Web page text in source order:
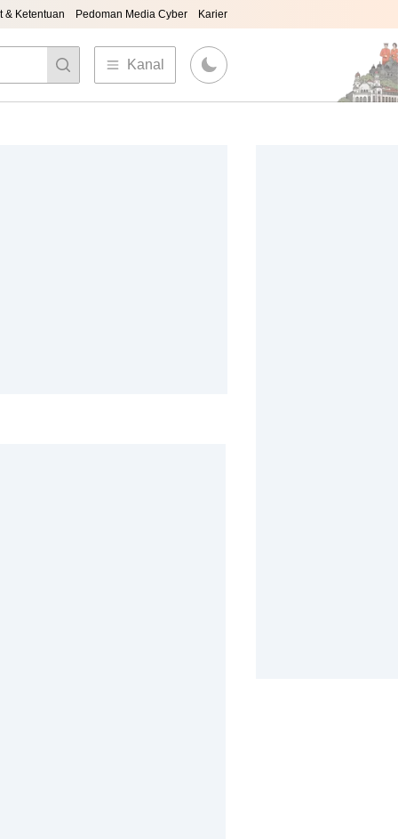
& Ketentuan Pedoman Media Cyber Karier
Kanal